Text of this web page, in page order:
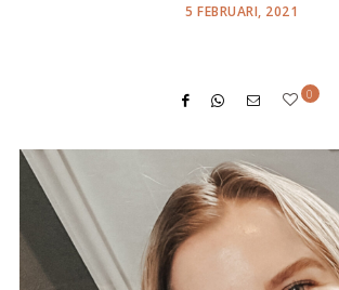
POSTED
5 FEBRUARI, 2021
0